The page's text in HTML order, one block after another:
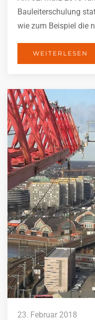
Bauleiterschulung
wie zum Beispiel die
WEITERLESEN
23. Februar 2018